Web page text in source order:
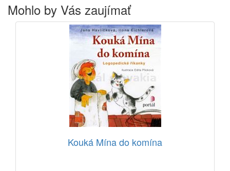
Mohlo by Vás zaujímať
Kouká Mína do komína